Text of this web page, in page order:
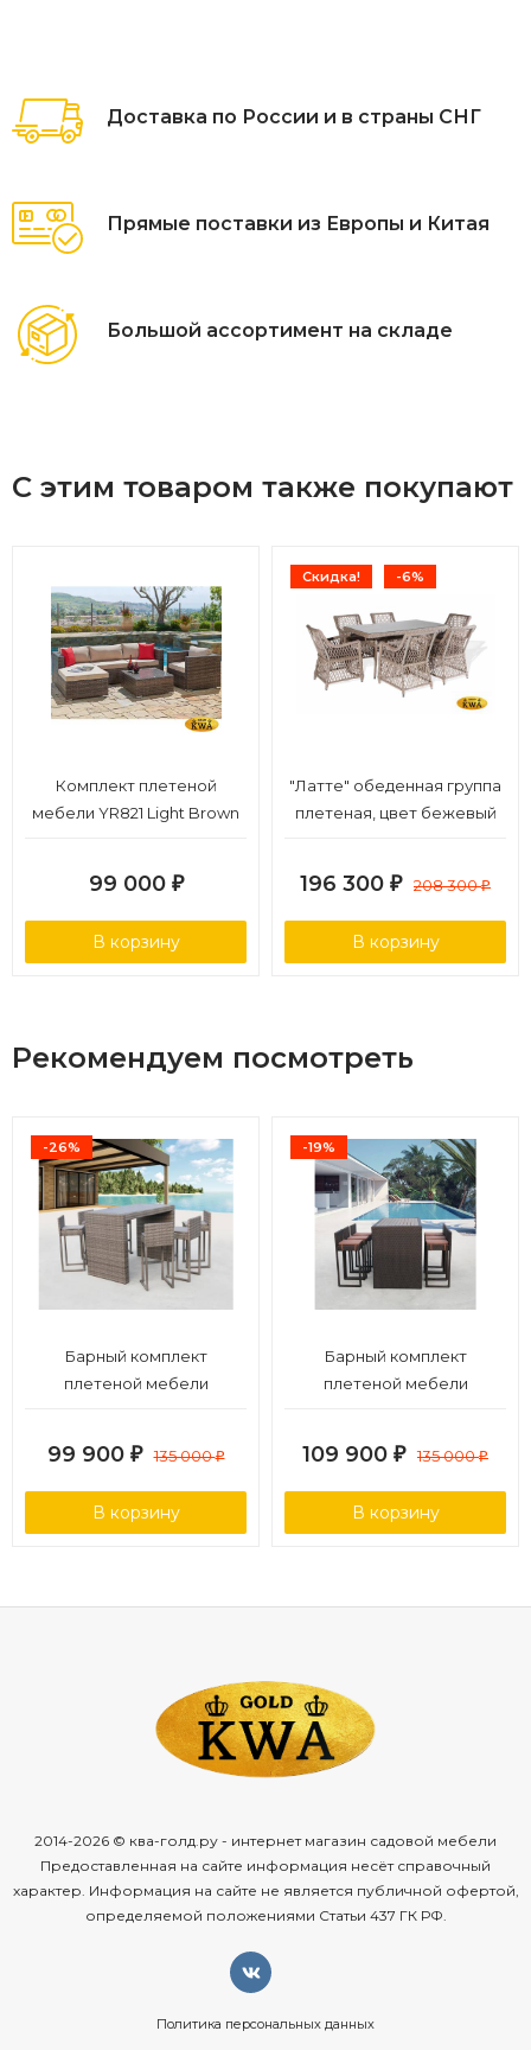
Доставка по России и в страны СНГ
Прямые поставки из Европы и Китая
Большой ассортимент на складе
С этим товаром также покупают
Комплект плетеной
мебели YR821 Light Brown
99 000 ₽
В корзину
Скидка! -6%
"Латте" обеденная группа
плетеная, цвет бежевый
196 300 ₽ 208 300₽
В корзину
Рекомендуем посмотреть
-26%
Барный комплект
плетеной мебели
99 900 ₽ 135 000₽
В корзину
-19%
Барный комплект
плетеной мебели
109 900 ₽ 135 000₽
В корзину
2014-2026 © ква-голд.ру - интернет магазин садовой мебели
Предоставленная на сайте информация несёт справочный
характер. Информация на сайте не является публичной офертой,
определяемой положениями Статьи 437 ГК РФ.
Политика персональных данных